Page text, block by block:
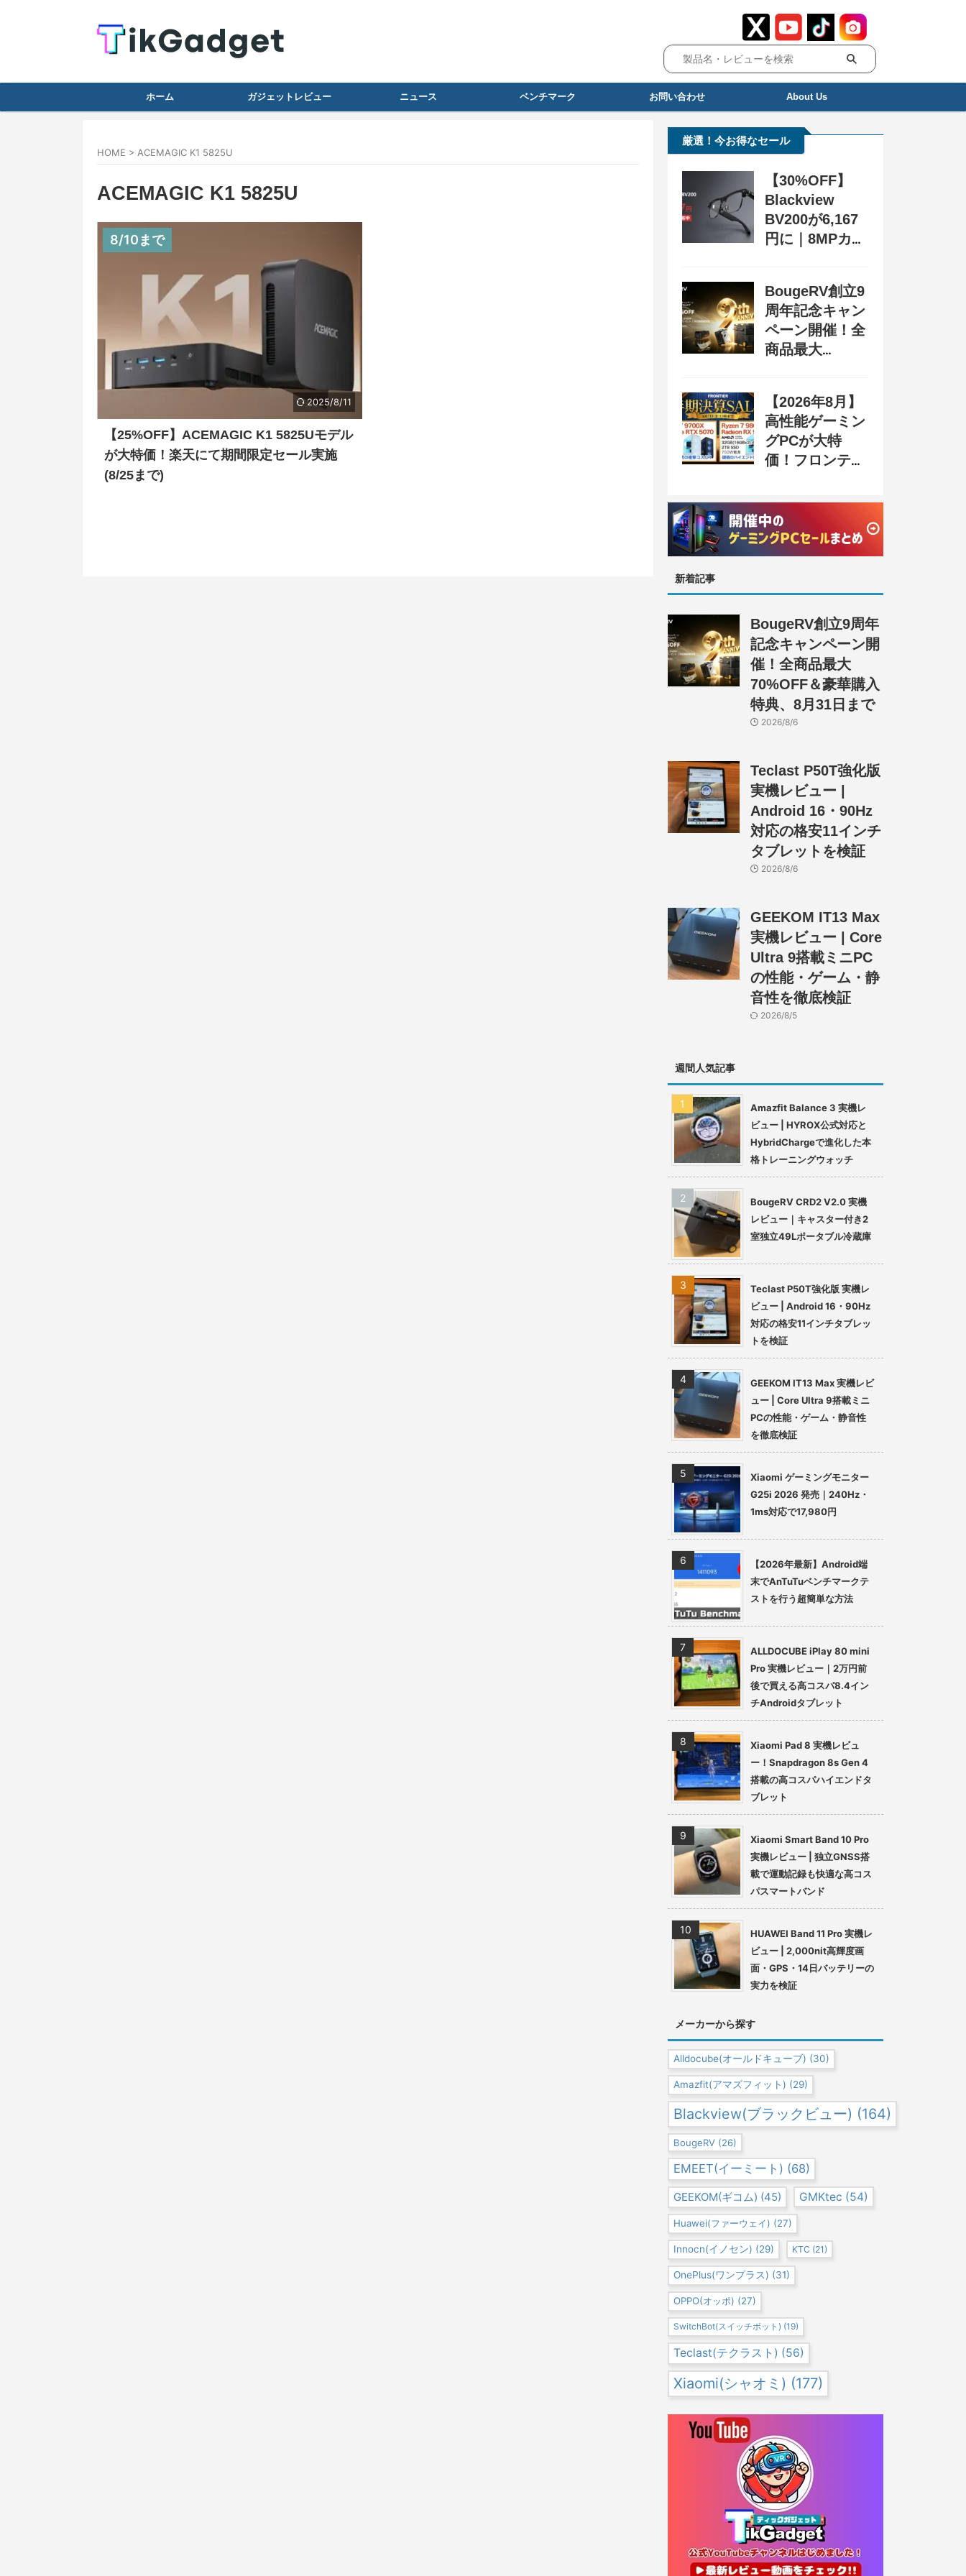
ホーム ガジェットレビュー ニュース ベンチマーク お問い合わせ About Us
HOME > ACEMAGIC K1 5825U
ACEMAGIC K1 5825U
8/10まで
2025/8/11
【25%OFF】ACEMAGIC K1 5825Uモデル
が大特価！楽天にて期間限定セール実施
(8/25まで)
厳選！今お得なセール
【30%OFF】
Blackview
BV200が6,167
円に｜8MPカメ
ン配布中
BougeRV創立9
周年記念キャン
ペーン開催！全
商品最大
31日まで
【2026年8月】
高性能ゲーミン
グPCが大特
価！フロンティ
SALE』開催、
セール情報まと
め
新着記事
BougeRV創立9周年
記念キャンペーン開
催！全商品最大
70%OFF＆豪華購入
特典、8月31日まで
2026/8/6
Teclast P50T強化版
実機レビュー |
Android 16・90Hz
対応の格安11インチ
タブレットを検証
2026/8/6
GEEKOM IT13 Max
実機レビュー | Core
Ultra 9搭載ミニPC
の性能・ゲーム・静
音性を徹底検証
2026/8/5
週間人気記事
Amazfit Balance 3 実機レ
ビュー | HYROX公式対応と
HybridChargeで進化した本
格トレーニングウォッチ
BougeRV CRD2 V2.0 実機
レビュー｜キャスター付き2
室独立49Lポータブル冷蔵庫
Teclast P50T強化版 実機レ
ビュー | Android 16・90Hz
対応の格安11インチタブレッ
トを検証
GEEKOM IT13 Max 実機レビ
ュー | Core Ultra 9搭載ミニ
PCの性能・ゲーム・静音性
を徹底検証
Xiaomi ゲーミングモニター
G25i 2026 発売｜240Hz・
1ms対応で17,980円
【2026年最新】Android端
末でAnTuTuベンチマークテ
ストを行う超簡単な方法
ALLDOCUBE iPlay 80 mini
Pro 実機レビュー｜2万円前
後で買える高コスパ8.4イン
チAndroidタブレット
Xiaomi Pad 8 実機レビュ
ー！Snapdragon 8s Gen 4
搭載の高コスパハイエンドタ
ブレット
Xiaomi Smart Band 10 Pro
実機レビュー | 独立GNSS搭
載で運動記録も快適な高コス
パスマートバンド
HUAWEI Band 11 Pro 実機レ
ビュー | 2,000nit高輝度画
面・GPS・14日バッテリーの
実力を検証
メーカーから探す
Alldocube(オールドキューブ) (30)
Amazfit(アマズフィット) (29)
Blackview(ブラックビュー) (164)
BougeRV (26)
EMEET(イーミート) (68)
GEEKOM(ギコム) (45) GMKtec (54)
Huawei(ファーウェイ) (27)
Innocn(イノセン) (29) KTC (21)
OnePlus(ワンプラス) (31)
OPPO(オッポ) (27)
SwitchBot(スイッチボット) (19)
Teclast(テクラスト) (56)
Xiaomi(シャオミ) (177)